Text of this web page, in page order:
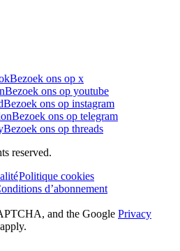
Bezoek ons op x
Bezoek ons op youtube
Bezoek ons op instagram
Bezoek ons op telegram
Bezoek ons op threads
reserved.
Politique cookies
d’abonnement
and the Google Privacy
apply.